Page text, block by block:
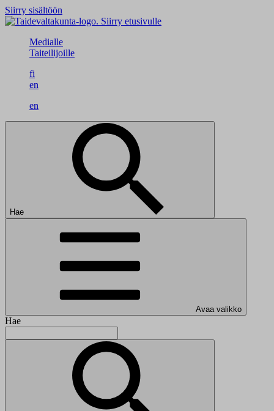
Siirry sisältöön
Siirry etusivulle
Medialle
Taiteilijoille
fi
en
en
Hae
Avaa valikko
Hae